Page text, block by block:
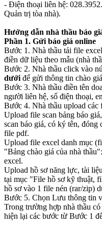
- Điện thoại liên hệ:
Quản trị tòa nhà).
Hướng dẫn nhà thầu báo
Phần 1. Gửi báo giá online
Bước 1. Nhà thầu tải file
điền dữ liệu theo mẫu (nhà
Bước 2. Nhà thầu click vào
dướiđể gửi thông tin chào
Bước 3. Nhà thầu điền tên
người liên hệ, số điện thoại,
Bước 4. Nhà thầu upload các
Upload file scan bảng báo
scan báo giá, có ký tên,
file pdf.
Upload file excel danh mục
"Bảng chào giá của nhà
excel.
Upload hồ sơ năng lực, tài
tại mục "File hồ sơ kỹ thuật,
hồ sơ vào 1 file nén (rar/zip)
Bước 5. Chọn Lưu thông tin
Trong trường hợp nhà thầu
hiện lại các bước từ Bước 1